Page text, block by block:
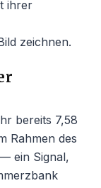
ihrer
zeichnen.
bereits 7,58
Rahmen des
ein Signal,